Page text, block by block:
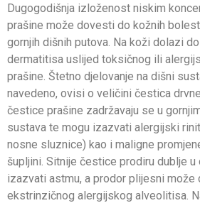
Dugogodišnja izloženost niskim
prašine može dovesti do kožnih
gornjih dišnih putova. Na koži dolazi
dermatitisa uslijed toksičnog ili
prašine. Štetno djelovanje na dišni
navedeno, ovisi o veličini čestica
čestice prašine zadržavaju se u
sustava te mogu izazvati alergijski
nosne sluznice) kao i maligne
šupljini. Sitnije čestice prodiru dublje
izazvati astmu, a prodor plijesni može
ekstrinzičnog alergijskog alveolitisa.